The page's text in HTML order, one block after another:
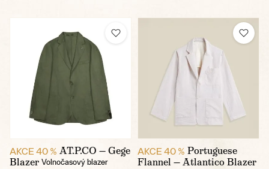
AKCE 40 % AT.P.CO — Gege
Blazer Volnočasový blazer
AKCE 40 % Portuguese
Flannel — Atlantico Blazer